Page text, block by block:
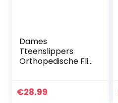
Dames
Tteenslippers
Orthopedische Flip
Comfortabele
€28.99